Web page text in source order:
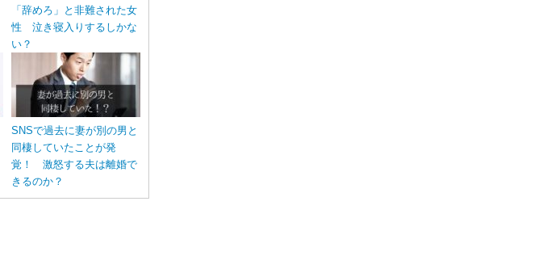
「辞めろ」と非難された女
性 泣き寝入りするしかな
い？
SNSで過去に妻が別の男と
同棲していたことが発
覚！ 激怒する夫は離婚で
きるのか？